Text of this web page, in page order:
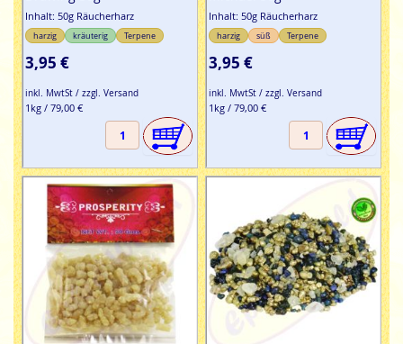
Inhalt: 50g Räucherharz
harzig kräuterig Terpene
3,95 €
inkl. MwtSt / zzgl. Versand
1kg / 79,00 €
Inhalt: 50g Räucherharz
harzig süß Terpene
3,95 €
inkl. MwtSt / zzgl. Versand
1kg / 79,00 €